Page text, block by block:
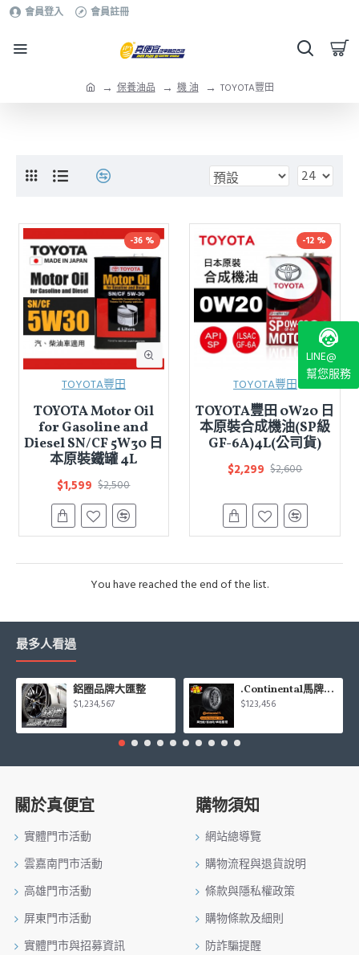
會員登入 會員註冊
保養油品 機 油 TOYOTA豐田
-36 %
TOYOTA豐田
TOYOTA Motor Oil
for Gasoline and
Diesel SN/CF 5W30 日
本原裝鐵罐 4L
$1,599 $2,500
-12 %
TOYOTA豐田
TOYOTA豐田 0W20 日
本原裝合成機油(SP級
GF-6A)4L(公司貨)
$2,299 $2,600
You have reached the end of the list.
最多人看過
鋁圈品牌大匯整
$1,234,567
.Continental馬牌CCK輪胎特價專區
$123,456
關於真便宜
實體門市活動
雲嘉南門市活動
高雄門市活動
屏東門市活動
實體門市與招募資訊
購物須知
網站總導覽
購物流程與退貨說明
條款與隱私權政策
購物條款及細則
防詐騙提醒
LINE@
幫您服務